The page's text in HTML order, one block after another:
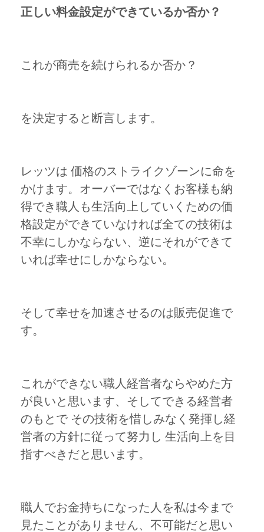
正しい料金設定ができているか否か？
これが商売を続けられるか否か？
を決定すると断言します。
レッツは 価格のストライクゾーンに命を
かけます。オーバーではなくお客様も納
得でき職人も生活向上していくための価
格設定ができていなければ全ての技術は
不幸にしかならない、逆にそれができて
いれば幸せにしかならない。
そして幸せを加速させるのは販売促進で
す。
これができない職人経営者ならやめた方
が良いと思います、そしてできる経営者
のもとで その技術を惜しみなく発揮し経
営者の方針に従って努力し 生活向上を目
指すべきだと思います。
職人でお金持ちになった人を私は今まで
見たことがありません、不可能だと思い